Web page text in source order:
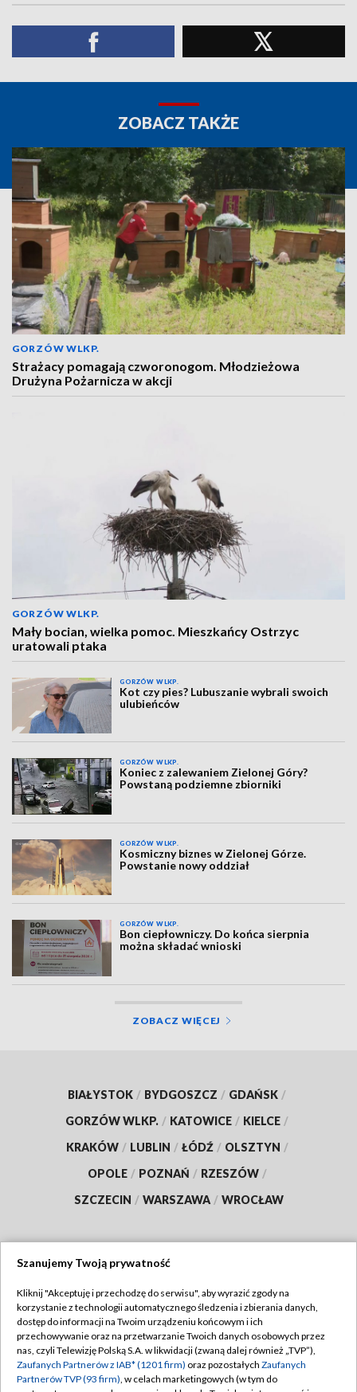
ZOBACZ TAKŻE
GORZÓW WLKP.
Strażacy pomagają czworonogom. Młodzieżowa
Drużyna Pożarnicza w akcji
GORZÓW WLKP.
Mały bocian, wielka pomoc. Mieszkańcy Ostrzyc
uratowali ptaka
GORZÓW WLKP.
Kot czy pies? Lubuszanie wybrali swoich
ulubieńców
GORZÓW WLKP.
Koniec z zalewaniem Zielonej Góry?
Powstaną podziemne zbiorniki
GORZÓW WLKP.
Kosmiczny biznes w Zielonej Górze.
Powstanie nowy oddział
GORZÓW WLKP.
Bon ciepłowniczy. Do końca sierpnia
można składać wnioski
ZOBACZ WIĘCEJ
BIAŁYSTOK / BYDGOSZCZ / GDAŃSK /
GORZÓW WLKP. / KATOWICE / KIELCE /
KRAKÓW / LUBLIN / ŁÓDŹ / OLSZTYN /
OPOLE / POZNAŃ / RZESZÓW /
SZCZECIN / WARSZAWA / WROCŁAW
TVP
Abonament TVP
Emisja w TVP
Centrum informacji TVP
Regulamin TVP
Polityka prywatności
Szanujemy Twoją prywatność
Kliknij "Akceptuję i przechodzę do serwisu", aby wyrazić zgody na
korzystanie z technologii automatycznego śledzenia i zbierania danych,
dostęp do informacji na Twoim urządzeniu końcowym i ich
przechowywanie oraz na przetwarzanie Twoich danych osobowych przez
nas, czyli Telewizję Polską S.A. w likwidacji (zwaną dalej również „TVP”),
Zaufanych Partnerów z IAB* (1201 firm) oraz pozostałych Zaufanych
Partnerów TVP (93 firm), w celach marketingowych (w tym do